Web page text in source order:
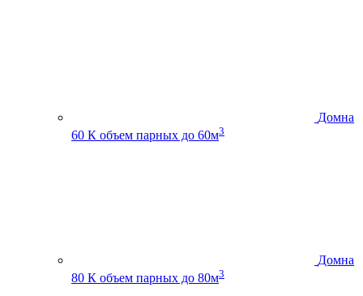
Домна
60 К объем парных до 60м3
Домна
80 К объем парных до 80м3